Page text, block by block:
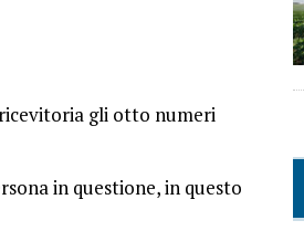
gli otto numeri
in questione, in questo